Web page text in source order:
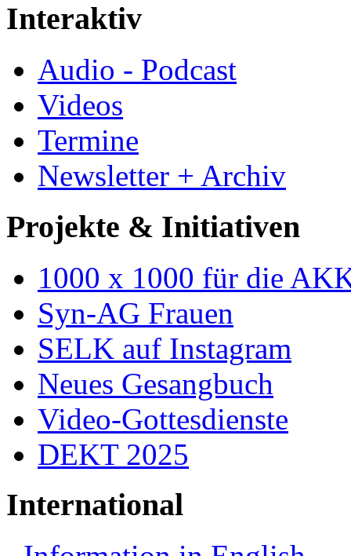
Interaktiv
Audio - Podcast
Videos
Termine
Newsletter + Archiv
Projekte & Initiativen
1000 x 1000 für die
Syn-AG Frauen
SELK auf Instagram
Neues Gesangbuch
Video-Gottesdienste
DEKT 2025
International